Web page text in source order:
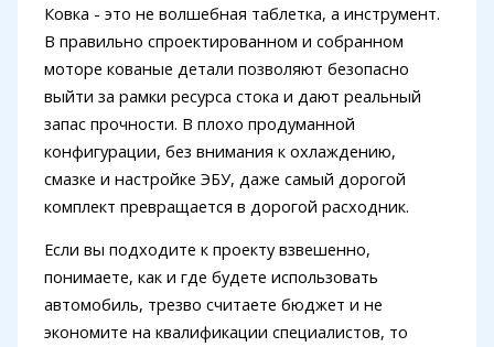
Ковка - это не волшебная таблетка, а инструмент.
В правильно спроектированном и собранном
моторе кованые детали позволяют безопасно
выйти за рамки ресурса стока и дают реальный
запас прочности. В плохо продуманной
конфигурации, без внимания к охлаждению,
смазке и настройке ЭБУ, даже самый дорогой
комплект превращается в дорогой расходник.
Если вы подходите к проекту взвешенно,
понимаете, как и где будете использовать
автомобиль, трезво считаете бюджет и не
экономите на квалификации специалистов, то